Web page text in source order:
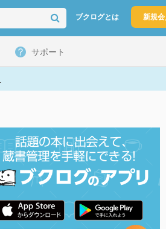
ブクログとは 新規
サポート